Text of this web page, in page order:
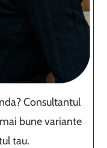
Consultantul
bune variante
tau.